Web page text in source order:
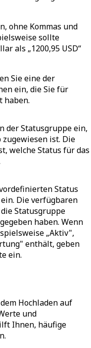
ohne Kommas und
sollte
als „1200,95 USD“
Sie eine der
ein, die Sie für
haben.
der Statusgruppe ein,
zugewiesen ist. Die
welche Status für das
Status
Die verfügbaren
Statusgruppe
haben. Wenn
„Aktiv",
enthält, geben
ein.
Hochladen auf
und
Ihnen, häufige